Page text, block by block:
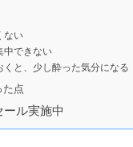
ない
中できない
くと、少し酔った気分になる
た点
ール実施中